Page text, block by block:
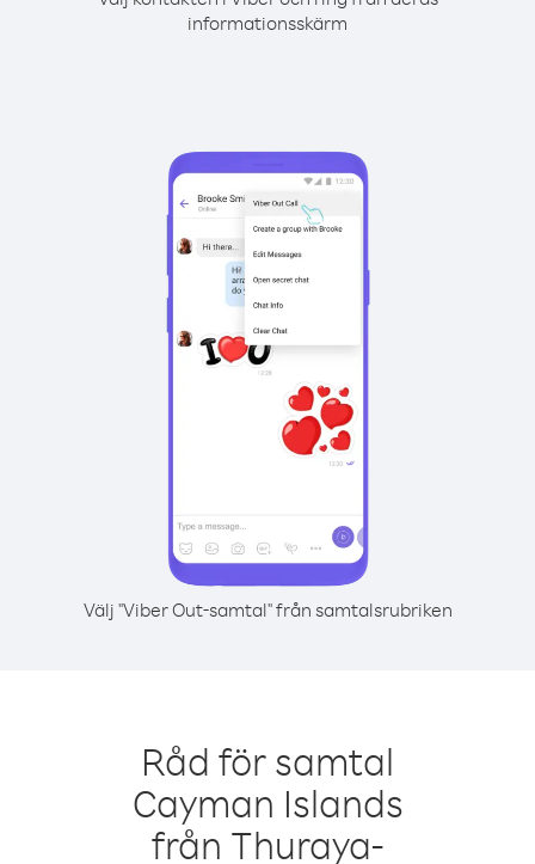
informationsskärm
Välj "Viber Out-samtal" från samtalsrubriken
Råd för samtal
Cayman Islands
från Thuraya-